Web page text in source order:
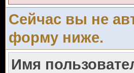
Сейчас вы не
форму ниже.
Имя